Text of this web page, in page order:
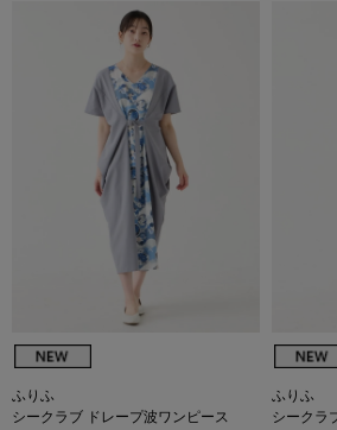
ふりふ
シークラブ ドレープ波ワンピース
ふりふ
シークラ